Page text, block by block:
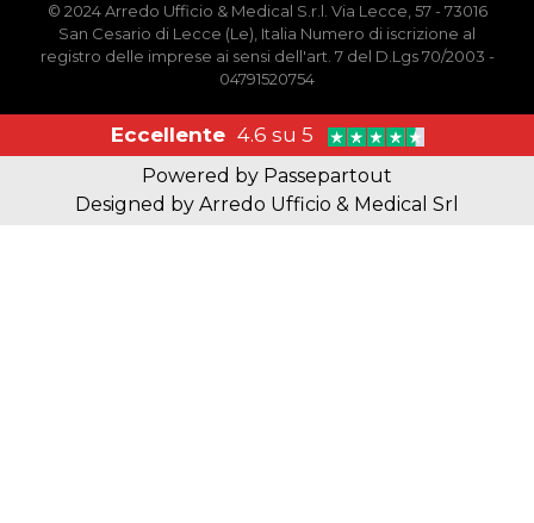
© 2024 Arredo Ufficio & Medical S.r.l. Via Lecce, 57 - 73016
San Cesario di Lecce (Le), Italia Numero di iscrizione al
registro delle imprese ai sensi dell'art. 7 del D.Lgs 70/2003 -
04791520754
Eccellente 4.6 su 5
Powered by Passepartout
Designed by Arredo Ufficio & Medical Srl